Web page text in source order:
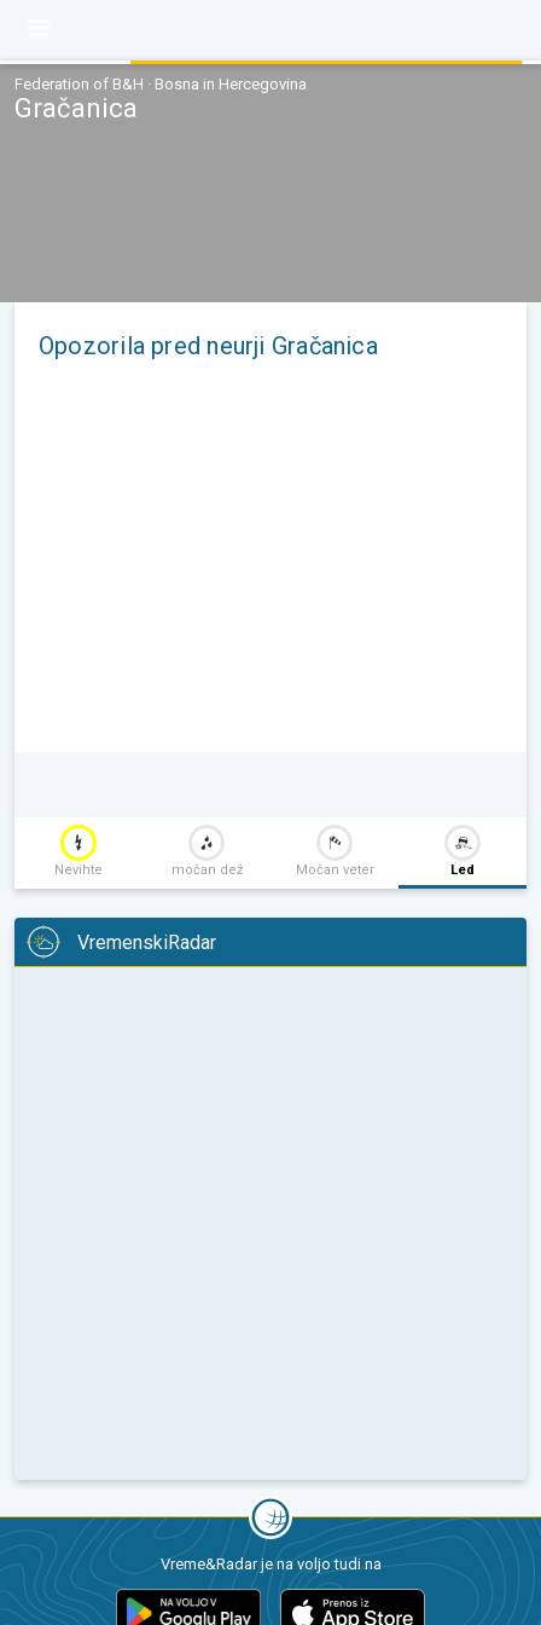
Federation of B&H · Bosna in Hercegovina
Gračanica
Opozorila pred neurji Gračanica
Nevihte močan dež Močan veter Led
VremenskiRadar
Vreme&Radar je na voljo tudi na